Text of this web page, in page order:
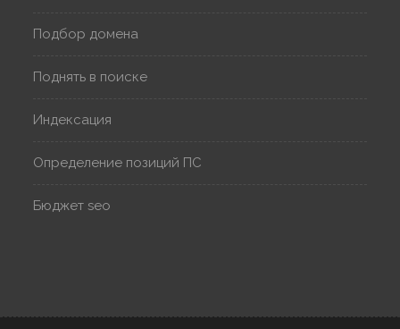
Подбор домена
Поднять в поиске
Индексация
Определение позиций ПС
Бюджет seo